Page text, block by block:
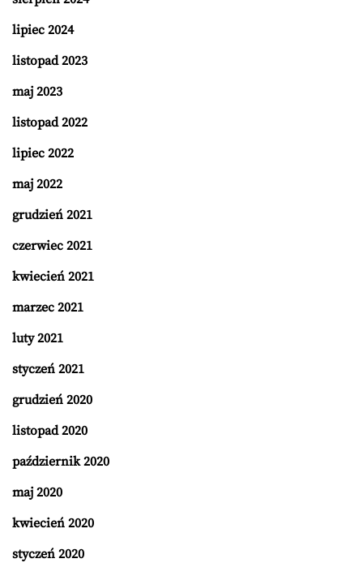
lipiec 2024
listopad 2023
maj 2023
listopad 2022
lipiec 2022
maj 2022
grudzień 2021
czerwiec 2021
kwiecień 2021
marzec 2021
luty 2021
styczeń 2021
grudzień 2020
listopad 2020
październik 2020
maj 2020
kwiecień 2020
styczeń 2020